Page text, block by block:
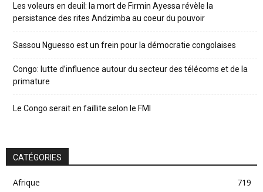
Les voleurs en deuil: la mort de Firmin Ayessa révèle la
persistance des rites Andzimba au coeur du pouvoir
Sassou Nguesso est un frein pour la démocratie congolaises
Congo: lutte d’influence autour du secteur des télécoms et de la
primature
Le Congo serait en faillite selon le FMI
CATÉGORIES
Afrique
719